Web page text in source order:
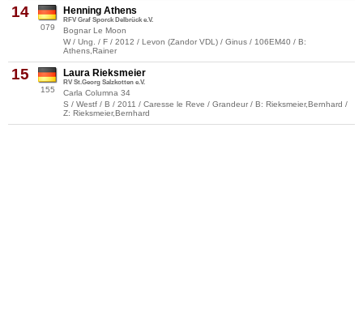
14
079
Henning Athens
RFV Graf Sporck Delbrück e.V.
Bognar Le Moon
W / Ung. / F / 2012 / Levon (Zandor VDL) / Ginus / 106EM40 / B:
Athens,Rainer
15
155
Laura Rieksmeier
RV St.Georg Salzkotten e.V.
Carla Columna 34
S / Westf / B / 2011 / Caresse le Reve / Grandeur / B: Rieksmeier,Bernhard /
Z: Rieksmeier,Bernhard